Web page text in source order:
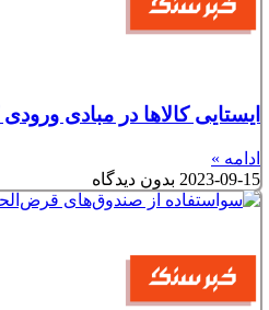
ایستایی کالا‌ها در مبادی
ادامه »
2023-09-15 بدون دیدگاه